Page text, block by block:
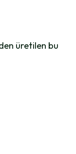
üretilen bu